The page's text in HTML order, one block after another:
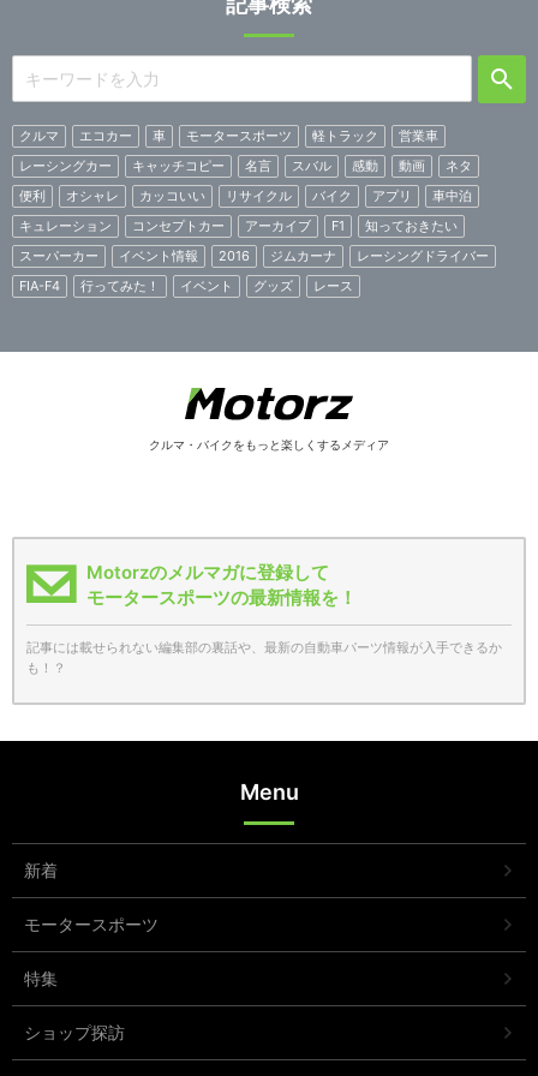
クルマ エコカー 車 モータースポーツ 軽トラック
営業車
レーシングカー
キャッチコピー 名言 スバル 感動 動画
ネタ
便利
オシャレ カッコいい リサイクル バイク アプリ
車中泊
キュレーション
コンセプトカー アーカイブ F1
知っておきたい
スーパーカー
イベント情報 2016 ジムカーナ
レーシングドライバー
FIA-F4
行ってみた！ イベント グッズ レース
クルマ・バイクをもっと楽しくするメディア
Motorzのメルマガに登録して
モータースポーツの最新情報を！
記事には載せられない編集部の裏話や、最新の自動車パーツ情報が入手できるか
も！？
Menu
新着
モータースポーツ
特集
ショップ探訪